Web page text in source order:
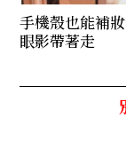
手機殼也能補
眼影帶著走